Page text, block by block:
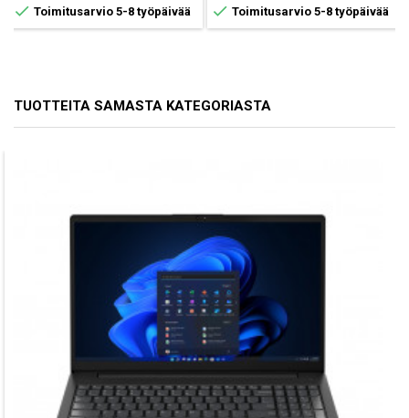
 Toimitusarvio 5-8 työpäivää  Toimitusarvio 5-8 työpäivää
TUOTTEITA SAMASTA KATEGORIASTA